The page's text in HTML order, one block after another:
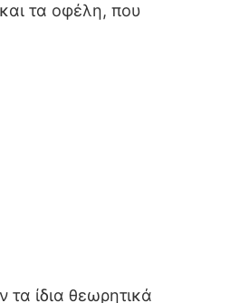
τα οφέλη, που
ίδια θεωρητικά